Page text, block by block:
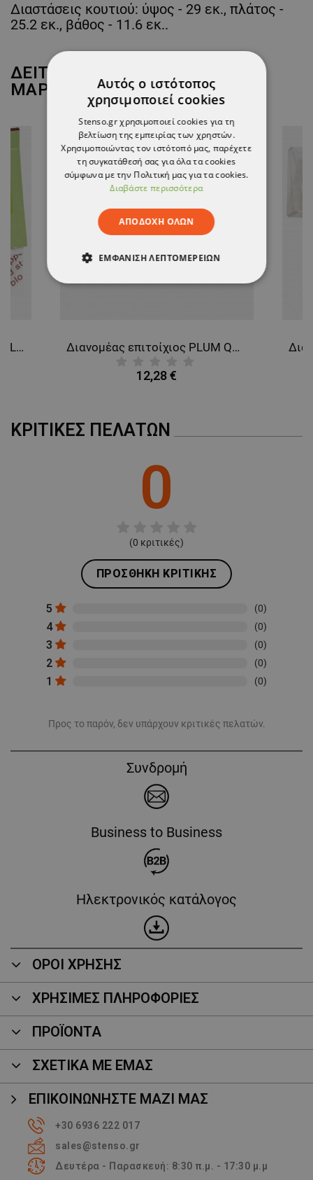
Διαστάσεις κουτιού: ύψος - 29 εκ., πλάτος -
25.2 εκ., βάθος - 11.6 εκ..
ΔΕΙΤΕ ΠΕΡΙΣΣΟΤΕΡΑ ΑΠΟ ΤΗ
ΜΑΡΚΑ
PLUM
Αιμοστατικοί λευκοπλάστες PLUM QUICKFIX REFILL Διανομέας επιτοίχιος PLUM QUICKFIX DUO
12,28 €
ΚΡΙΤΙΚΈΣ ΠΕΛΑΤΏΝ
0
(0 κριτικές)
ΠΡΟΣΘΉΚΗ ΚΡΙΤΙΚΉΣ
5 (0)
4 (0)
3 (0)
2 (0)
1 (0)
Προς το παρόν, δεν υπάρχουν κριτικές πελατών.
Συνδρομή
Business to Business
Ηλεκτρονικός κατάλογος
ΟΡΟΙ ΧΡΗΣΗΣ
ΧΡΗΣΙΜΕΣ ΠΛΗΡΟΦΟΡΙΕΣ
ΠΡΟΪΌΝΤΑ
ΣΧΕΤΙΚΑ ΜΕ ΕΜΑΣ
ΕΠΙΚΟΙΝΩΝΉΣΤΕ ΜΑΖΊ ΜΑΣ
+30 6936 222 017
sales@stenso.gr
Δευτέρα - Παρασκευή: 8:30 π.μ. - 17:30 μ.μ
Αυτός ο ιστότοπος
χρησιμοποιεί cookies
Stenso.gr χρησιμοποιεί cookies για τη
βελτίωση της εμπειρίας των χρηστών.
Χρησιμοποιώντας τον ιστότοπό μας, παρέχετε
τη συγκατάθεσή σας για όλα τα cookies
σύμφωνα με την Πολιτική μας για τα cookies.
Διαβάστε περισσότερα
ΑΠΟΔΟΧΉ ΌΛΩΝ
ΕΜΦΆΝΙΣΗ ΛΕΠΤΟΜΕΡΕΙΏΝ
ΑΠΟΛΎΤΩΣ ΑΠΑΡΑΊΤΗΤΑ
ΛΕΙΤΟΥΡΓΙΚΌΤΗΤΑΣ